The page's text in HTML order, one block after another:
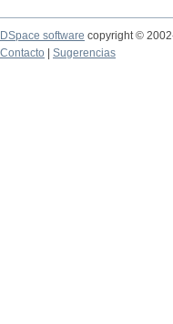
DSpace software copyright ©
Contacto
Sugerencias